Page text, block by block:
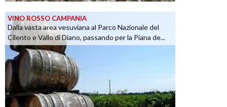
VINO ROSSO CAMPANIA
Dalla vasta area vesuviana al Parco Nazionale del
Cilento e Vallo di Diano, passando per la Piana de...